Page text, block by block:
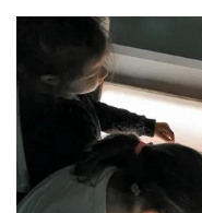
0212 327 04 49
/